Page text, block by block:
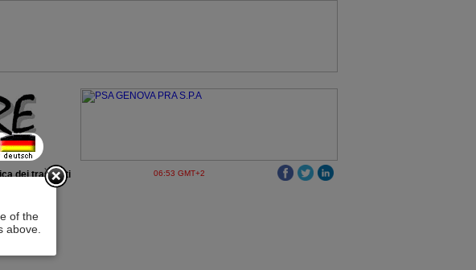
of the
above.
x
dei trasporti 06:53 GMT+2